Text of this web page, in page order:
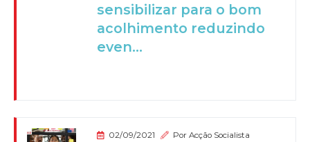
sensibilizar para o bom
acolhimento reduzindo
even...
02/09/2021 PorAcção Socialista